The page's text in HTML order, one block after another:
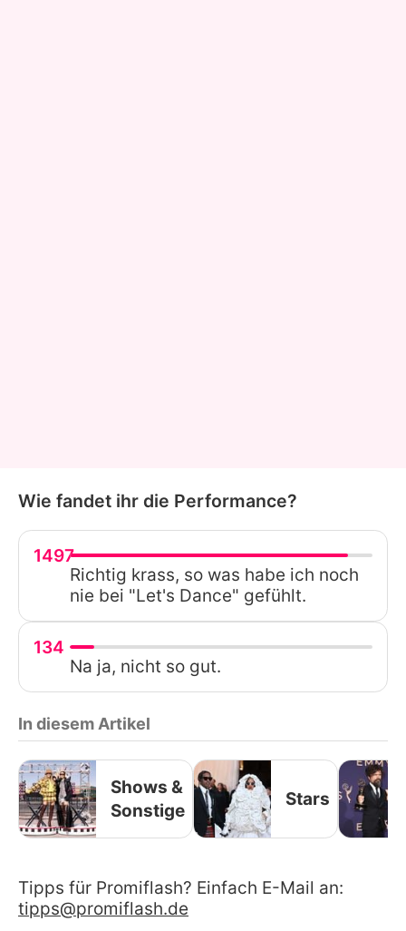
Wie fandet ihr die Performance?
1497
Richtig krass, so was habe ich noch
nie bei "Let's Dance" gefühlt.
134
Na ja, nicht so gut.
In diesem Artikel
Shows &
Sonstige
Stars
Tipps für Promiflash? Einfach E-Mail an:
tipps@promiflash.de